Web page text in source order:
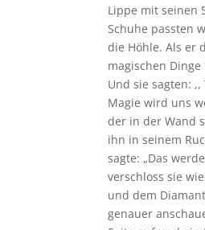
Lippe mit seinen
Schuhe passten
die Höhle. Als er
magischen
Und sie sagten:
Magie wird uns
der in der Wand
ihn in seinem
sagte: „Das
verschloss sie
und dem
genauer